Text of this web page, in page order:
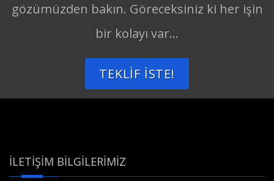
gözümüzden bakın. Göreceksiniz ki her işin
bir kolayı var...
TEKLIF İSTE!
İLETIŞIM BILGILERIMIZ